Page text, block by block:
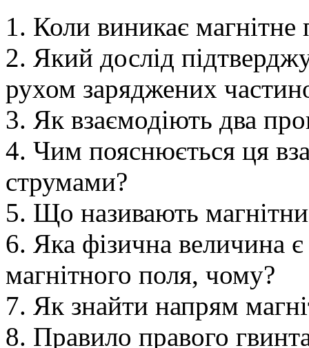
1. Коли виникає магнітне
2. Який дослід
рухом заряджених
3. Як взаємодіють два
4. Чим пояснюється ця
струмами?
5. Що називають
6. Яка фізична величина
магнітного поля, чому?
7. Як знайти напрям
8. Правило правого